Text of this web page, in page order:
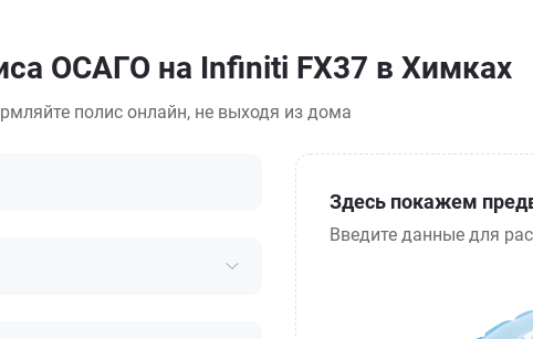
ОСАГО на Infiniti FX37 в Химках
полис онлайн, не выходя из дома
Здесь покажем
Введите данные для